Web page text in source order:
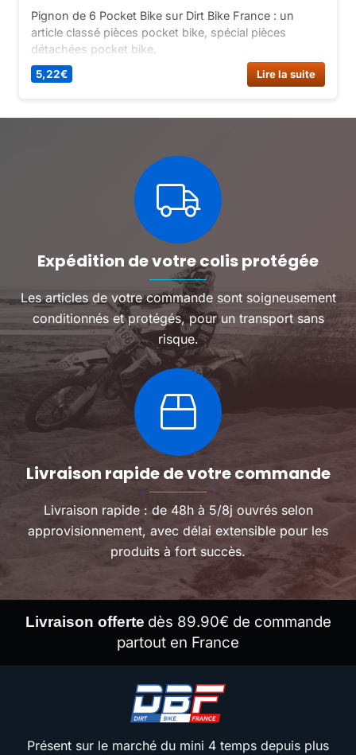
Pignon de 6 Pocket Bike sur Dirt Bike France : un
article classé pièces pocket bike, spécial pièces
détachées pocket bike.
5,22€ Lire la suite
Expédition de votre colis protégée
Les articles de votre commande sont soigneusement
conditionnés et protégés, pour un transport sans
risque.
Livraison rapide de votre commande
Livraison rapide : de 48h à 5/8j ouvrés selon
approvisionnement, avec délai extensible pour les
produits à fort succès.
Livraison offerte dès 89.90€ de commande
partout en France
Présent sur le marché du mini 4 temps depuis plus